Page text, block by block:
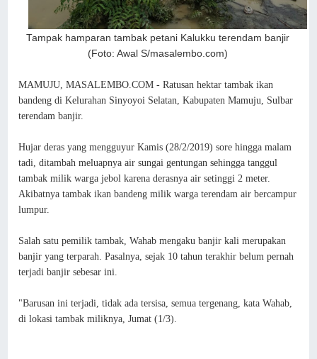
Tampak hamparan tambak petani Kalukku terendam banjir
(Foto: Awal S/masalembo.com)
MAMUJU, MASALEMBO.COM - Ratusan hektar tambak ikan
bandeng di Kelurahan Sinyoyoi Selatan, Kabupaten Mamuju, Sulbar
terendam banjir.
Hujar deras yang mengguyur Kamis (28/2/2019) sore hingga malam
tadi, ditambah meluapnya air sungai gentungan sehingga tanggul
tambak milik warga jebol karena derasnya air setinggi 2 meter.
Akibatnya tambak ikan bandeng milik warga terendam air bercampur
lumpur.
Salah satu pemilik tambak, Wahab mengaku banjir kali merupakan
banjir yang terparah. Pasalnya, sejak 10 tahun terakhir belum pernah
terjadi banjir sebesar ini.
"Barusan ini terjadi, tidak ada tersisa, semua tergenang, kata Wahab,
di lokasi tambak miliknya, Jumat (1/3).